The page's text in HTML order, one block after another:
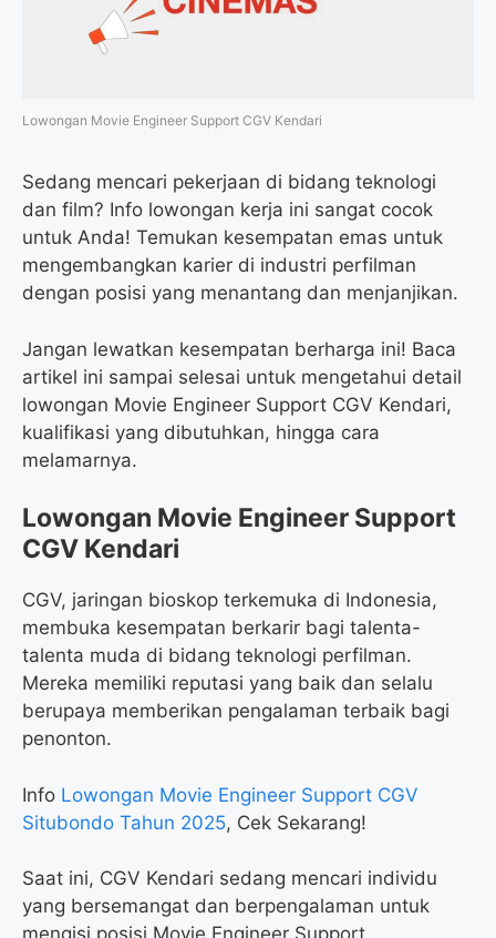
Lowongan Movie Engineer Support CGV Kendari
Sedang mencari pekerjaan di bidang teknologi
dan film? Info lowongan kerja ini sangat cocok
untuk Anda! Temukan kesempatan emas untuk
mengembangkan karier di industri perfilman
dengan posisi yang menantang dan menjanjikan.
Jangan lewatkan kesempatan berharga ini! Baca
artikel ini sampai selesai untuk mengetahui detail
lowongan Movie Engineer Support CGV Kendari,
kualifikasi yang dibutuhkan, hingga cara
melamarnya.
Lowongan Movie Engineer Support
CGV Kendari
CGV, jaringan bioskop terkemuka di Indonesia,
membuka kesempatan berkarir bagi talenta-
talenta muda di bidang teknologi perfilman.
Mereka memiliki reputasi yang baik dan selalu
berupaya memberikan pengalaman terbaik bagi
penonton.
Info Lowongan Movie Engineer Support CGV
Situbondo Tahun 2025, Cek Sekarang!
Saat ini, CGV Kendari sedang mencari individu
yang bersemangat dan berpengalaman untuk